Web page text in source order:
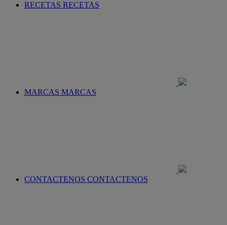
RECETAS RECETAS
MARCAS MARCAS
CONTACTENOS CONTACTENOS